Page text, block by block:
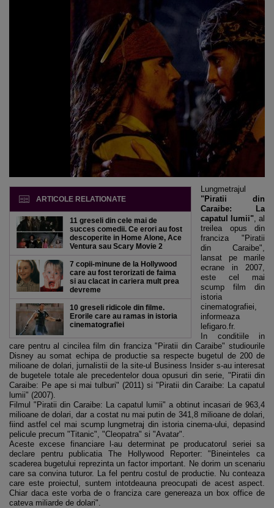
ARTICOLE RELATIONATE
11 greseli din cele mai de
succes comedii. Ce erori au fost
descoperite in Home Alone, Ace
Ventura sau Scary Movie 2
7 copii-minune de la Hollywood
care au fost terorizati de faima
si au clacat in cariera mult prea
devreme
10 greseli ridicole din filme.
Erorile care au ramas in istoria
cinematografiei
Lungmetrajul
"Piratii din
Caraibe: La
capatul lumii", al
treilea opus din
franciza "Piratii
din Caraibe",
lansat pe marile
ecrane in 2007,
este cel mai
scump film din
istoria
cinematografiei,
informeaza
lefigaro.fr.
In conditiile in
care pentru al cincilea film din franciza "Piratii din Caraibe" studiourile
Disney au somat echipa de productie sa respecte bugetul de 200 de
milioane de dolari, jurnalistii de la site-ul Business Insider s-au interesat
de bugetele totale ale precedentelor doua opusuri din serie, "Piratii din
Caraibe: Pe ape si mai tulburi" (2011) si "Piratii din Caraibe: La capatul
lumii" (2007).
Filmul "Piratii din Caraibe: La capatul lumii" a obtinut incasari de 963,4
milioane de dolari, dar a costat nu mai putin de 341,8 milioane de dolari,
fiind astfel cel mai scump lungmetraj din istoria cinema-ului, depasind
pelicule precum "Titanic", "Cleopatra" si "Avatar".
Aceste excese financiare l-au determinat pe producatorul seriei sa
declare pentru publicatia The Hollywood Reporter: "Bineinteles ca
scaderea bugetului reprezinta un factor important. Ne dorim un scenariu
care sa convina tuturor. La fel pentru costul de productie. Nu conteaza
care este proiectul, suntem intotdeauna preocupati de acest aspect.
Chiar daca este vorba de o franciza care genereaza un box office de
cateva miliarde de dolari".